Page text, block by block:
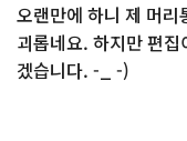
오랜만에 하니 제 머리
괴롭네요. 하지만 편
겠습니다. -_ -)